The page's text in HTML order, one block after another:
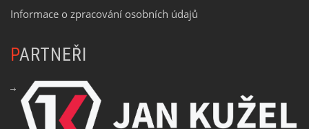
Informace o zpracování osobních údajů
PARTNEŘI